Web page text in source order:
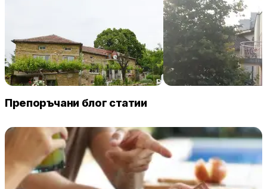
Villa Vin Santo
Винарово 89 € / нощувка
Familia Fantastiko
Китен 60
Препоръчани блог статии